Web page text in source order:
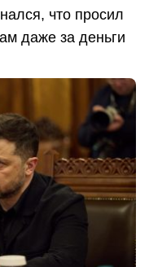
что просил
даже за деньги